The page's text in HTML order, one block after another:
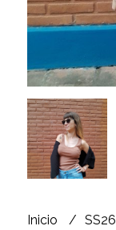
Inicio SS26